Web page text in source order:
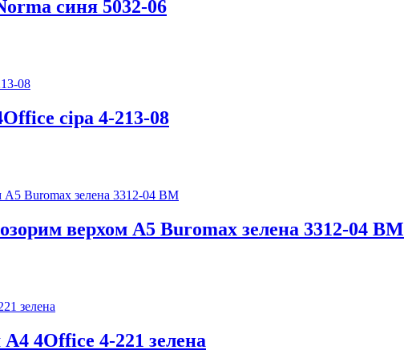
синя 5032-06
сіра 4-213-08
верхом А5 Buromax зелена 3312-04 BM
4Office 4-221 зелена